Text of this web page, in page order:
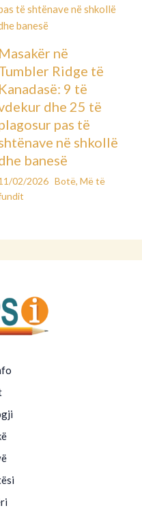
Masakër në
Ridge të
Kanadasë: 9 të
dhe 25 të
pas të
në shkollë
banesë
02/2026 Botë, Më të